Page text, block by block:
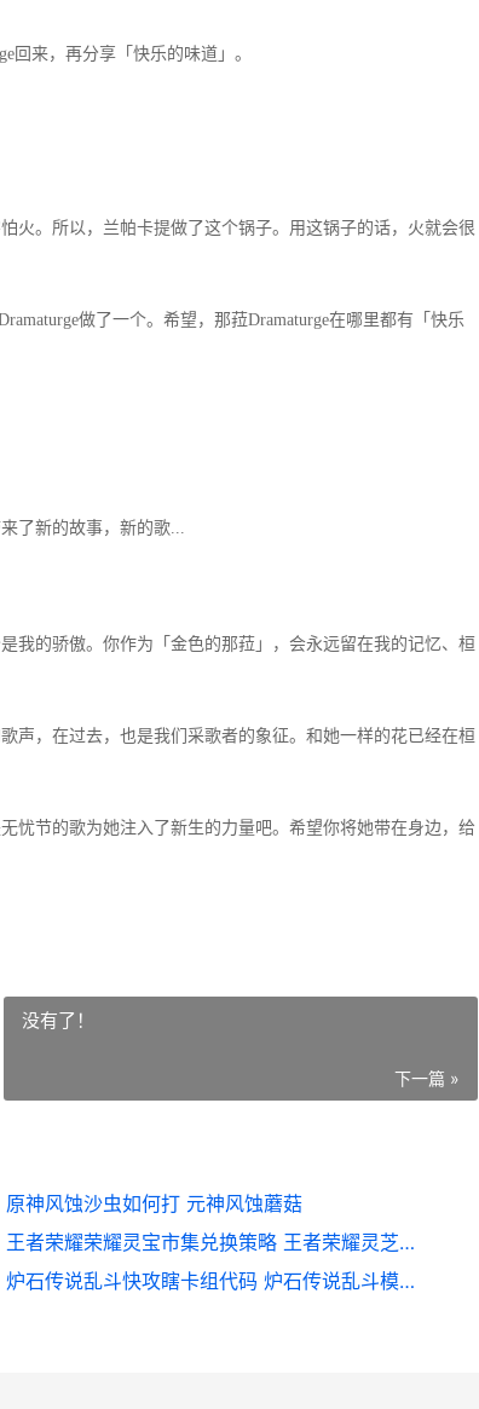
来，再分享「快乐的味道」。
。所以，兰帕卡提做了这个锅子。用这锅子的话，火就会很
做了一个。希望，那菈Dramaturge在哪里都有「快乐
了新的故事，新的歌...
的骄傲。你作为「金色的那菈」，会永远留在我的记忆、桓
，在过去，也是我们采歌者的象征。和她一样的花已经在桓
节的歌为她注入了新生的力量吧。希望你将她带在身边，给
没有了！
下一篇 »
原神风蚀沙虫如何打 元神风蚀蘑菇
王者荣耀荣耀灵宝市集兑换策略 王者荣耀灵芝是什么
炉石传说乱斗快攻瞎卡组代码 炉石传说乱斗模式玩法